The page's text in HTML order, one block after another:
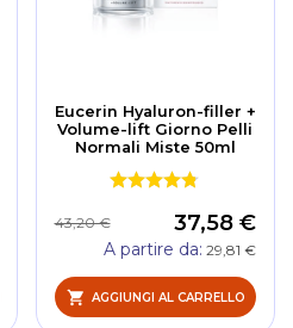
Eucerin Hyaluron-filler +
Volume-lift Giorno Pelli
Normali Miste 50ml
37,58 €
43,20 €
A partire da 29,81 €
AGGIUNGI AL CARRELLO